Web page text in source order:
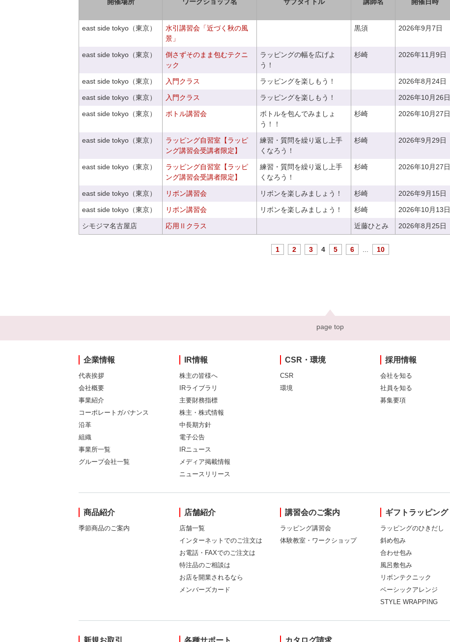
east side tokyo（東京）
水引講習会「近づく秋の風
景」
黒須 2026年9月7日
east side tokyo（東京）
倒さずそのまま包むテクニ
ック
ラッピングの幅を広げよ
う！
杉崎 2026年11月9日
east side tokyo（東京） 入門クラス ラッピングを楽しもう！ 2026年8月24日
east side tokyo（東京） 入門クラス ラッピングを楽しもう！ 2026年10月26日
east side tokyo（東京） ボトル講習会
ボトルを包んでみましょ
う！！
杉崎 2026年10月27日
east side tokyo（東京）
ラッピング自習室【ラッピ
ング講習会受講者限定】
練習・質問を繰り返し上手
くなろう！
杉崎 2026年9月29日
east side tokyo（東京）
ラッピング自習室【ラッピ
ング講習会受講者限定】
練習・質問を繰り返し上手
くなろう！
杉崎 2026年10月27日
east side tokyo（東京） リボン講習会 リボンを楽しみましょう！ 杉崎 2026年9月15日
east side tokyo（東京） リボン講習会 リボンを楽しみましょう！ 杉崎 2026年10月13日
シモジマ名古屋店 応用Ⅱクラス 近藤ひとみ 2026年8月25日
1 2 3 4 5 6 10
page top
企業情報
代表挨拶
会社概要
事業紹介
コーポレートガバナンス
沿革
組織
事業所一覧
グループ会社一覧
IR情報
株主の皆様へ
IRライブラリ
主要財務指標
株主・株式情報
中長期方針
電子公告
IRニュース
メディア掲載情報
ニュースリリース
CSR・環境
CSR
環境
採用情報
会社を知る
社員を知る
募集要項
商品紹介
季節商品のご案内
店舗紹介
店舗一覧
インターネットでのご注文は
お電話・FAXでのご注文は
特注品のご相談は
お店を開業されるなら
メンバーズカード
講習会のご案内
ラッピング講習会
体験教室・ワークショップ
ギフトラッピング
ラッピングのひきだし
斜め包み
合わせ包み
風呂敷包み
リボンテクニック
ベーシックアレンジ
STYLE WRAPPING
新規お取引 各種サポート カタログ請求